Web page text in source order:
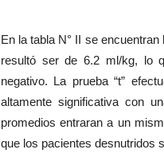
En la tabla N° II se
resultó ser de 6.2 ml/kg, lo
negativo. La prueba “t”
altamente significativa con
promedios entraran a un
que los pacientes desnutridos